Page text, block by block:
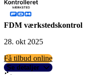
FDM værkstedskontrol
28. okt 2025
Få tilbud online
Se detaljer